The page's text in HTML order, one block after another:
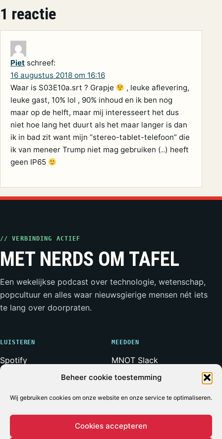
Beheer cookie toestemming
Wij gebruiken cookies om onze website en onze service te optimaliseren.
Cookies accepteren
1 reactie
Piet schreef:
16 augustus 2018 om 16:16
Waar is S03E10a.srt ? Grapje
, leuke aflevering,
leuke gast, 10% lol , 90% inhoud en ik ben nog
maar op de helft, maar mij interesseert het dus
niet hoe lang het duurt als het maar langer is dan
ik in bad zit want mijn “stereo-tablet-telefoon” die
ik van meneer Trump niet mag gebruiken (..) heeft
geen IP65
// VERBINDING ACTIEF
MET NERDS OM TAFEL
Een wekelijkse podcast over technologie, wetenschap,
popcultuur en alles waar nieuwsgierige mensen nét iets
te lang over doorpraten.
LUISTEREN
Spotify
RSS-feed
MEEDOEN
MNOT Slack
Weerwolven Slack
Adverteren